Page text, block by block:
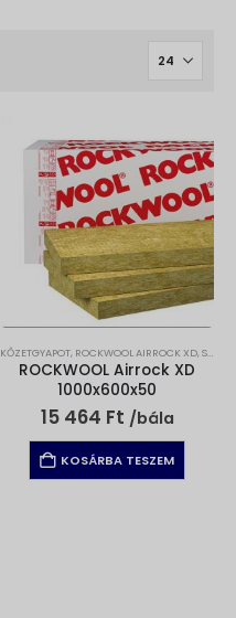
,VÁLASZFAL SZIGETELÉS
KŐZETGYAPOT, ROCKWOOL AIRROCK XD, SZIGETELÉS
ROCKWOOL Airrock XD
1000x600x50
15 464 Ft /bála
KOSÁRBA TESZEM